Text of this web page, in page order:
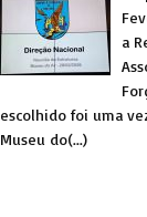
a
escolhido foi uma
Museu do(...)